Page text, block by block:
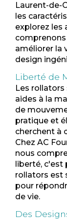
Laurent-de-
les
explorez les
améliorer la
design
Liberté de
Les
aides à la
de
pratique et
cherchent à
Chez AC
nous
liberté,
rollators est
pour
de vie.
Des